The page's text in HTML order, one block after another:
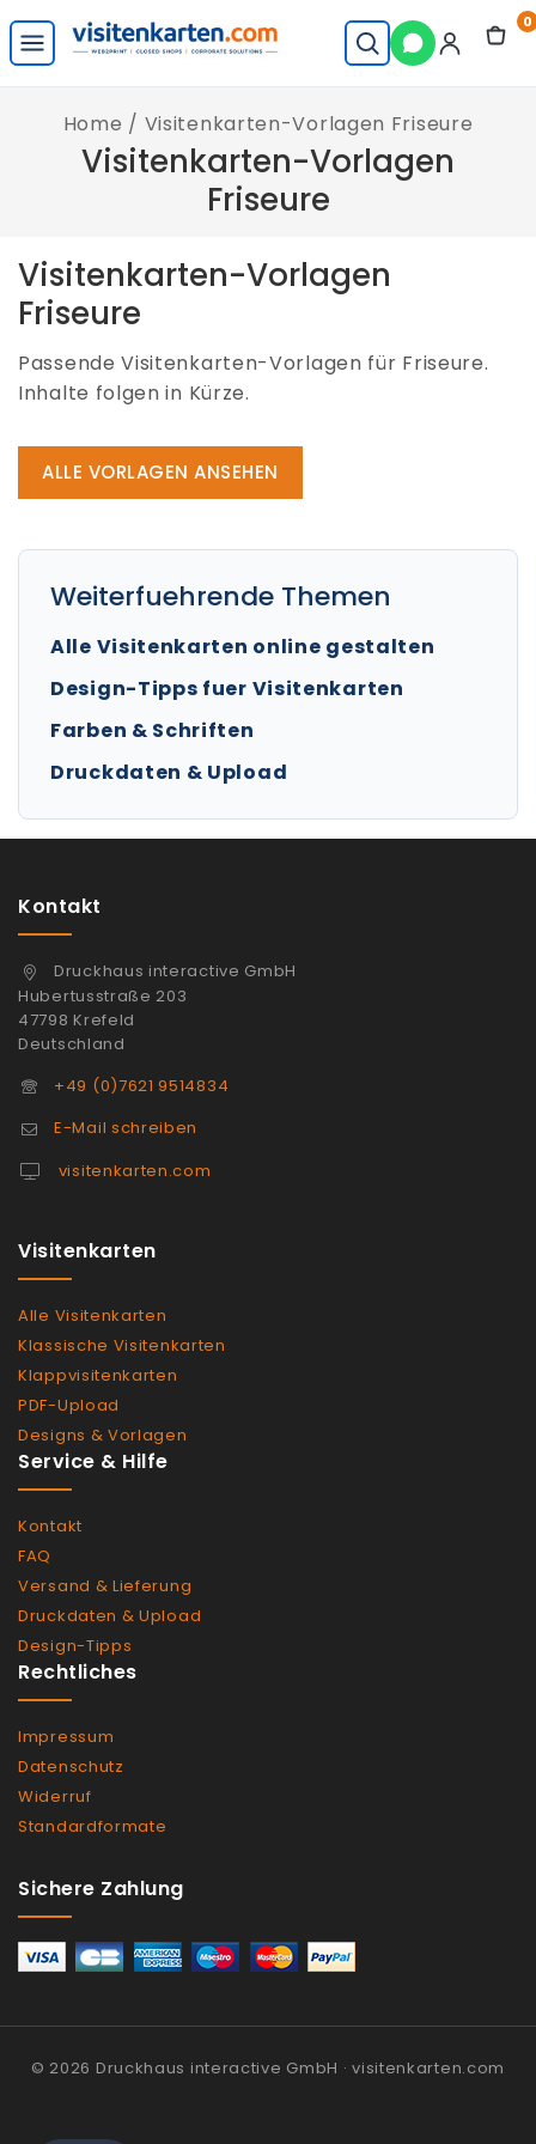
Skip
to
content
visitenkarten.com
0
Home / Visitenkarten-Vorlagen Friseure
Visitenkarten-Vorlagen
Friseure
Visitenkarten-Vorlagen
Friseure
Passende Visitenkarten-Vorlagen für Friseure.
Inhalte folgen in Kürze.
ALLE VORLAGEN ANSEHEN
Weiterfuehrende Themen
Alle Visitenkarten online gestalten
Design-Tipps fuer Visitenkarten
Farben & Schriften
Druckdaten & Upload
Kontakt
Druckhaus interactive GmbH
Hubertusstraße 203
47798 Krefeld
Deutschland
+49 (0)7621 9514834
E-Mail schreiben
visitenkarten.com
Visitenkarten
Alle Visitenkarten
Klassische Visitenkarten
Klappvisitenkarten
PDF-Upload
Designs & Vorlagen
Service & Hilfe
Kontakt
FAQ
Versand & Lieferung
Druckdaten & Upload
Design-Tipps
Rechtliches
Impressum
Datenschutz
Widerruf
Standardformate
Sichere Zahlung
© 2026 Druckhaus interactive GmbH · visitenkarten.com